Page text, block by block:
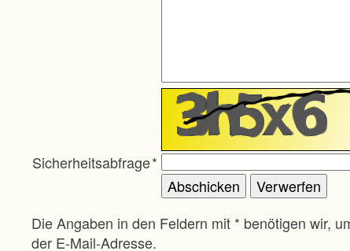
Sicherheitsabfrage*
Die Angaben in den Feldern mit * benötigen wir,
der E-Mail-Adresse.